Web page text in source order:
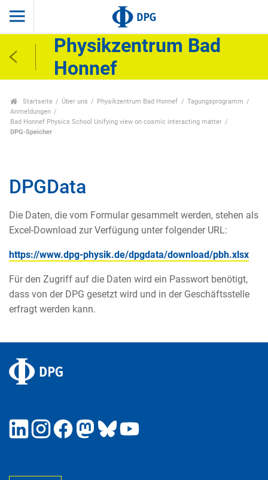
Physikzentrum Bad
Honnef
Startseite Über uns Physikzentrum Bad Honnef
Tagungsprogramm
Anmeldungen
Bad Honnef Physics School Unifying view on cosmic interacting matter
DPG-Speicher
DPGData
Die Daten, die vom Formular gesammelt werden, stehen als
Excel-Download zur Verfügung unter folgender URL:
https://www.dpg-physik.de/dpgdata/download/pbh.xlsx
Für den Zugriff auf die Daten wird ein Passwort benötigt,
dass von der DPG gesetzt wird und in der Geschäftsstelle
erfragt werden kann.